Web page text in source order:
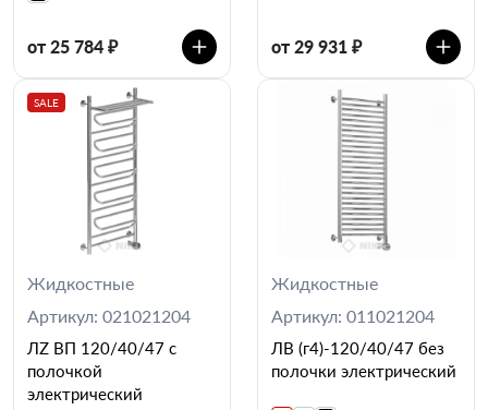
от 25 784 ₽ от 29 931 ₽
SALE
Жидкостные
Артикул: 021021204
ЛZ ВП 120/40/47 с
полочкой
электрический
Жидкостные
Артикул: 011021204
ЛВ (г4)-120/40/47 без
полочки электрический